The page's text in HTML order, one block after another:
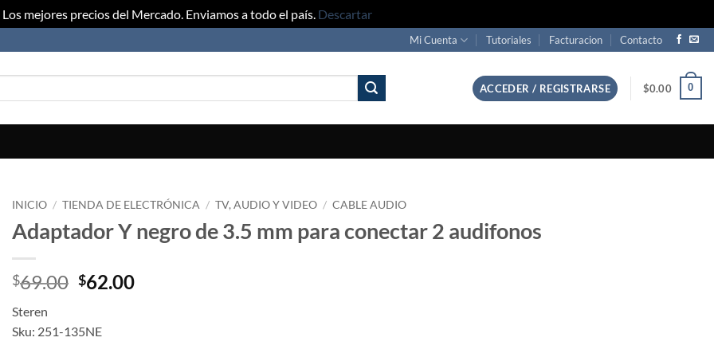
Los mejores precios del Mercado. Enviamos a todo el país. Descartar
Mi Cuenta Tutoriales Facturacion Contacto
ACCEDER / REGISTRARSE $0.00 0
INICIO / TIENDA DE ELECTRÓNICA / TV, AUDIO Y VIDEO / CABLE AUDIO
Adaptador Y negro de 3.5 mm para conectar 2 audifonos
$69.00 Original
$69.00.
$62.00Current
Steren
Sku: 251-135NE